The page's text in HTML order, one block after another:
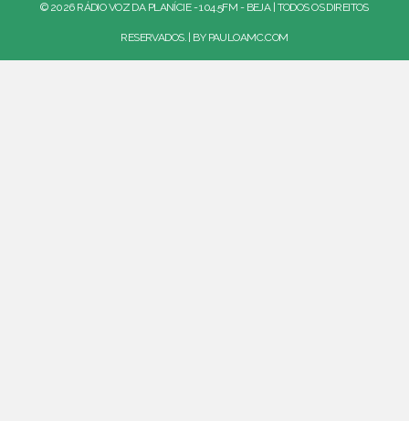
© 2026 RÁDIO VOZ DA PLANÍCIE - 104.5FM - BEJA | TODOS OS DIREITOS
RESERVADOS. | BY PAULOAMC.COM